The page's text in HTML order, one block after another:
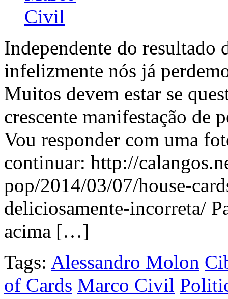
Independente do resultado
infelizmente nós já
Muitos devem estar se
crescente manifestação de
Vou responder com uma
continuar: http://
pop/2014/03/07/house-
deliciosamente-incorreta/
acima […]
Tags: Alessandro Molon
of Cards Marco Civil